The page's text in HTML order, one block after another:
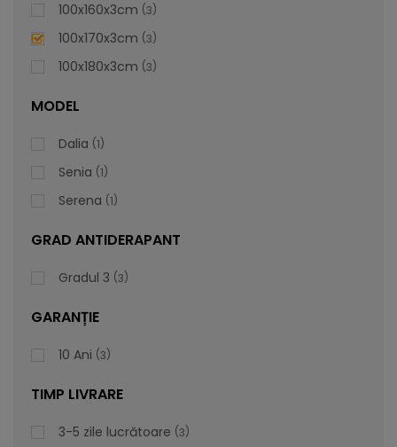
Cădiță De Duș Serena, Gri, Cu Sifon Inclus
Cădița de duș Serena gri
modern care va aduce un plus de eleganță băii tale. Este o
idee excepțională și în cazul băilor mai puțin spațioase
Imperma realizează
România. Fabricarea se face în matriță prin turnare, oferind
fiecărei cădițe de duș o suprafață antiderapantă de gradul
3. Toate cădițele sunt realizate dintr-un compus de rășină
gel-coat. Acest înveliș este utilizat de nave pentru a le
100x160x3cm 3
100x170x3cm 3
100x180x3cm 3
MODEL
Dalia 1
Senia 1
Serena 1
GRAD ANTIDERAPANT
Gradul 3 3
GARANȚIE
10 Ani 3
TIMP LIVRARE
3-5 zile lucrătoare 3